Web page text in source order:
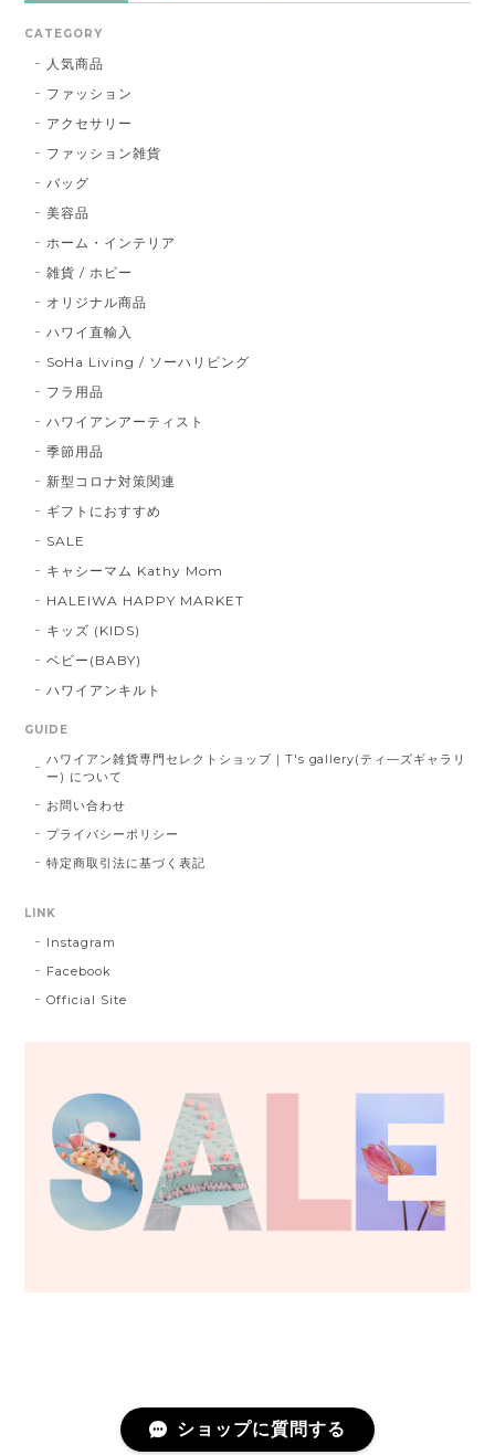
CATEGORY
人気商品
ファッション
アクセサリー
ファッション雑貨
バッグ
美容品
ホーム・インテリア
雑貨 / ホビー
オリジナル商品
ハワイ直輸入
SoHa Living / ソーハリビング
フラ用品
ハワイアンアーティスト
季節用品
新型コロナ対策関連
ギフトにおすすめ
SALE
キャシーマム Kathy Mom
HALEIWA HAPPY MARKET
キッズ (KIDS)
ベビー(BABY)
ハワイアンキルト
GUIDE
ハワイアン雑貨専門セレクトショップ｜T's gallery(ティ―ズギャラリ
ー) について
お問い合わせ
プライバシーポリシー
特定商取引法に基づく表記
LINK
Instagram
Facebook
Official Site
ショップに質問する